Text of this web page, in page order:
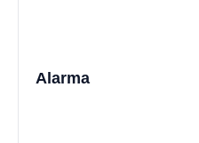
Alarma